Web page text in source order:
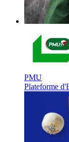
PMU
Plateforme